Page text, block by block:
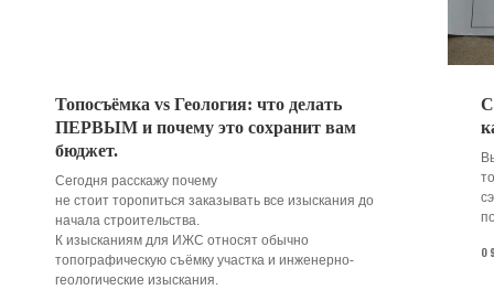
Топосъёмка vs Геология: что делать
ПЕРВЫМ и почему это сохранит вам
бюджет.
Сегодня расскажу почему
не стоит торопиться заказывать все изыскания до
начала строительства.
К изысканиям для ИЖС относят обычно
топографическую съёмку участка и инженерно-
геологические изыскания.